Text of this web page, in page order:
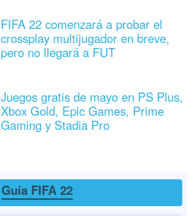
FIFA 22 comenzará a probar el
crossplay multijugador en breve,
pero no llegará a FUT
Juegos gratis de mayo en PS Plus,
Xbox Gold, Epic Games, Prime
Gaming y Stadia Pro
Guía FIFA 22